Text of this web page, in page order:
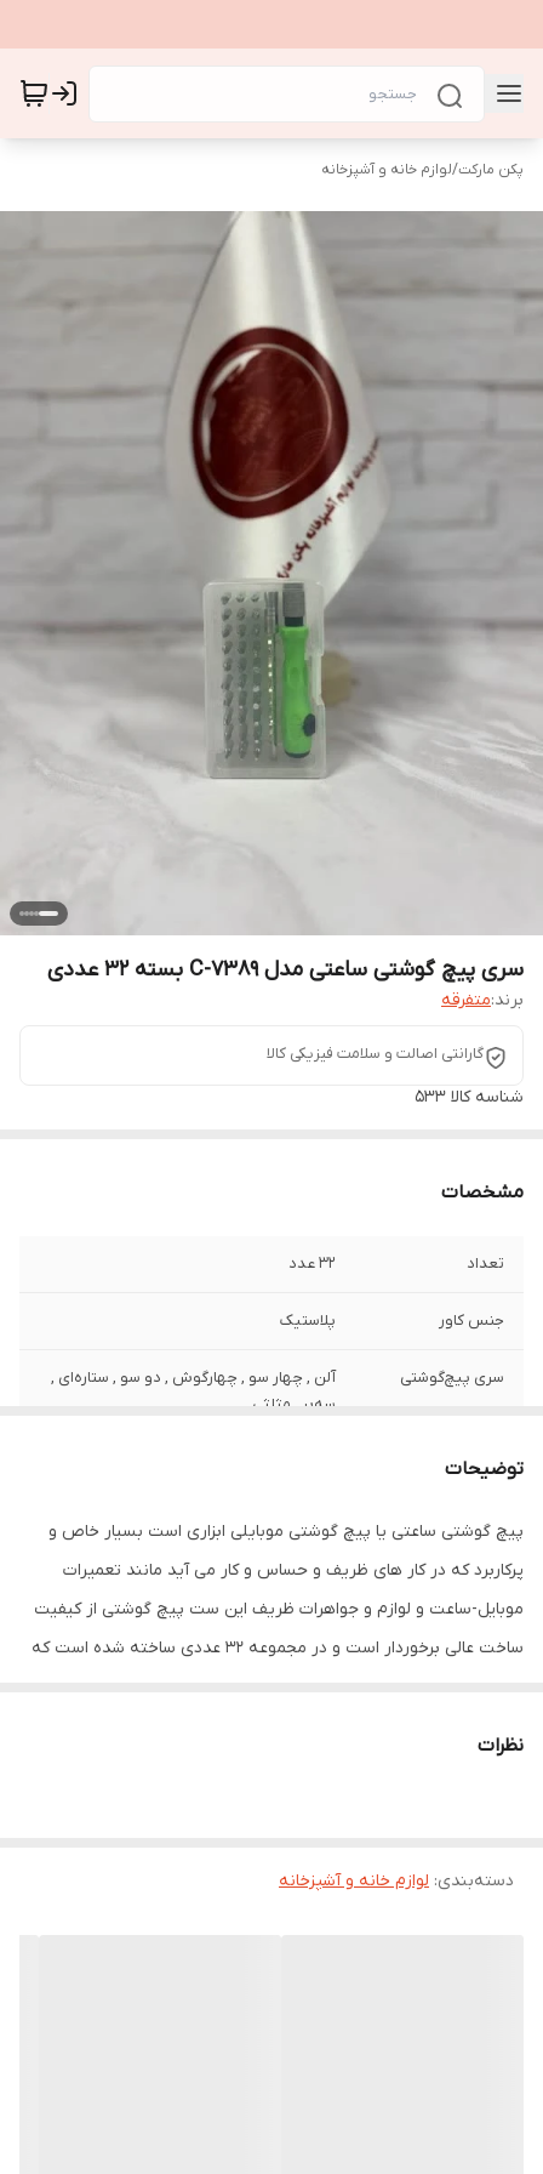
پکن مارکت/لوازم خانه و آشپزخانه
سری پیچ گوشتی ساعتی مدل C-7389 بسته 32 عددی
برند:متفرقه
گارانتی اصالت و سلامت فیزیکی کالا
شناسه کالا 533
مشخصات
تعداد 32 عدد
جنس کاور پلاستیک
سری پیچ‌گوشتی
آلن , چهار سو , چهارگوش , دو سو , ستاره‌ای ,
سه‌پر , مثلثی
ویژگی‌های
سایر توضیحات
کیفیت عالی و ساخت درجه یک- ساخته شده از
مواد اولیه مرغوب - فولاد سخت کاری شده
روکش کروم وانادیوم-ضد زنگ و طول عمر بالا-
استفاره بصورت ساده و عصایی
توضیحات
پیچ گوشتی ساعتی یا پیچ گوشتی موبایلی ابزاری است بسیار خاص و
پرکاربرد که در کار های ظریف و حساس و کار می آید مانند تعمیرات
موبایل-ساعت و لوازم و جواهرات ظریف این ست پیچ گوشتی از کیفیت
ساخت عالی برخوردار است و در مجموعه 32 عددی ساخته شده است که
نظرات
دسته‌بندی: لوازم خانه و آشپزخانه